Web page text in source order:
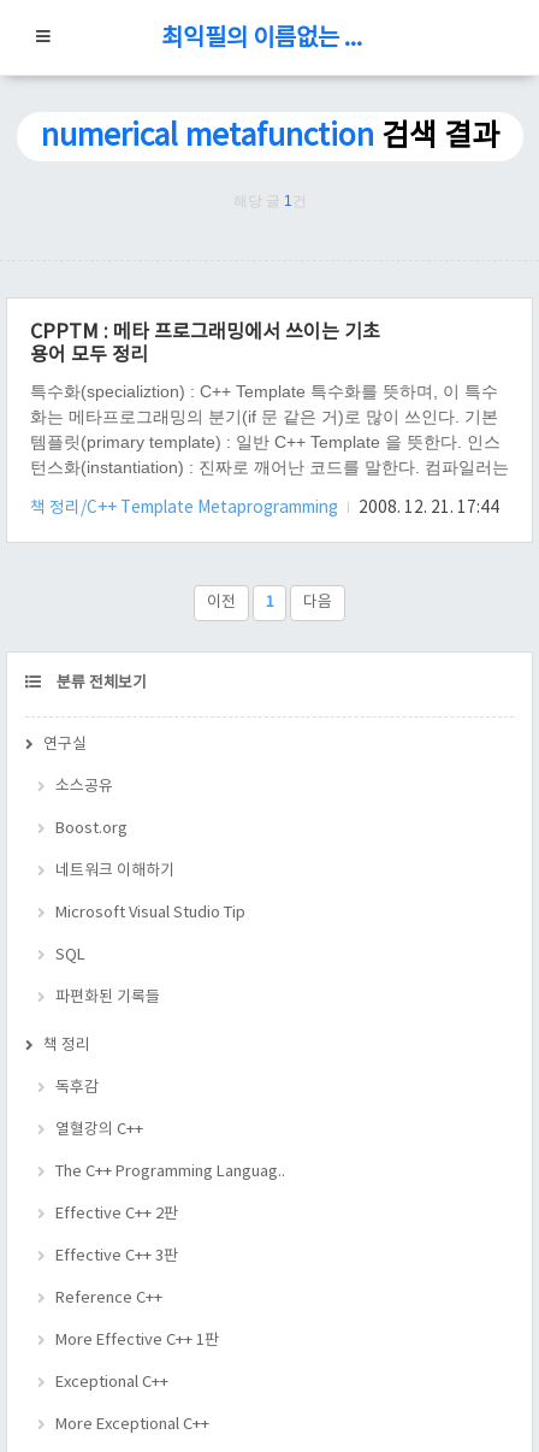
최익필의 이름없는 블로그
numerical metafunction 검색 결과
해당 글 1 건
CPPTM : 메타 프로그래밍에서 쓰이는 기초
용어 모두 정리
특수화(specializtion) : C++ Template 특수화를 뜻하며, 이 특수
화는 메타프로그래밍의 분기(if 문 같은 거)로 많이 쓰인다. 기본
템플릿(primary template) : 일반 C++ Template 을 뜻한다. 인스
턴스화(instantiation) : 진짜로 깨어난 코드를 말한다. 컴파일러는
잠자는 코드이지만, 그 잠자는 코드를 그냥 사용 했을 때, 컴파일
러는 템플릿 코드를 깨워주고, 문법 검사도 해준다. 즉, 인스턴스
멤버함수나 멤버 값들을 가지고 있을 때, 블로브 라고 한다. 메타
자료(metadata) : C++ Template 에서 매개변..
책 정리/C++ Template Metaprogramming 2008. 12. 21. 17:44
이전 1 다음
CATEGORY
분류 전체보기
연구실
소스공유
Boost.org
네트워크 이해하기
Microsoft Visual Studio Tip
SQL
파편화된 기록들
책 정리
독후감
열혈강의 C++
The C++ Programming Languag..
Effective C++ 2판
Effective C++ 3판
Reference C++
More Effective C++ 1판
Exceptional C++
More Exceptional C++